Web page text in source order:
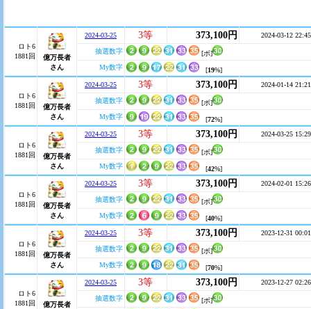
ロト6
1881回
億万長者
さん
2024-03-25 3等 373,100円 2024-03-12 22:45
抽選数字
[ボ]
My数字
[19%]
ロト6
1881回
億万長者
さん
2024-03-25 3等 373,100円 2024-01-14 21:21
抽選数字
[ボ]
My数字
[72%]
ロト6
1881回
億万長者
さん
2024-03-25 3等 373,100円 2024-03-25 15:29
抽選数字
[ボ]
My数字
[42%]
ロト6
1881回
億万長者
さん
2024-03-25 3等 373,100円 2024-02-01 15:26
抽選数字
[ボ]
My数字
[40%]
ロト6
1881回
億万長者
さん
2024-03-25 3等 373,100円 2023-12-31 00:01
抽選数字
[ボ]
My数字
[70%]
ロト6
1881回
億万長者
2024-03-25 3等 373,100円 2023-12-27 02:26
抽選数字
[ボ]